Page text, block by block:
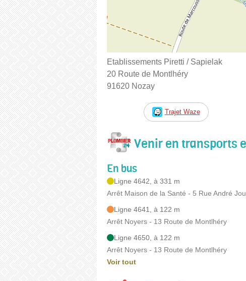
Etablissements Piretti / Sapielak
20 Route de Montlhéry
91620 Nozay
Trajet Waze
Venir en transports
En bus
Ligne 4642, à 331 m
Arrêt Maison de la Santé - 5 Rue André
Ligne 4641, à 122 m
Arrêt Noyers - 13 Route de Montlhéry
Ligne 4650, à 122 m
Arrêt Noyers - 13 Route de Montlhéry
Voir tout